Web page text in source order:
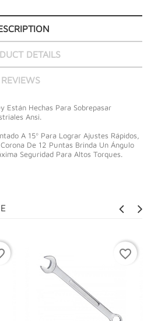
DETAILS
REVIEWS
Están Hechas Para Sobrepasar
Ansi.
A 15º Para Lograr Ajustes Rápidos,
De 12 Puntas Brinda Un Ángulo
Seguridad Para Altos Torques.
favorite_border